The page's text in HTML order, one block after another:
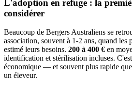
L'adoption en refuge : la
considérer
Beaucoup de Bergers Australiens se
association, souvent à 1-2 ans, quand les
estimé leurs besoins. 200 à 400 € en
identification et stérilisation incluses.
économique — et souvent plus rapide
un éleveur.